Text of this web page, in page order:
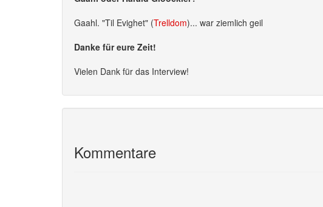
Gaahl. "Til Evighet" (Trelldom)... war ziemlich geil
Danke für eure Zeit!
Vielen Dank für das Interview!
Kommentare